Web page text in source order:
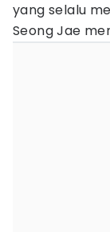
yang selalu
Seong Jae